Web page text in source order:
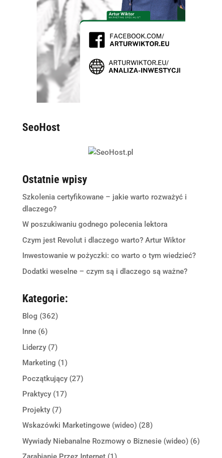
SeoHost
Ostatnie wpisy
Szkolenia certyfikowane – jakie warto rozważyć i
dlaczego?
W poszukiwaniu godnego polecenia lektora
Czym jest Revolut i dlaczego warto? Artur Wiktor
Inwestowanie w pożyczki: co warto o tym wiedzieć?
Dodatki weselne – czym są i dlaczego są ważne?
Kategorie:
Blog (362)
Inne(6)
Liderzy(7)
Marketing (1)
Początkujący(27)
Praktycy(17)
Projekty(7)
Wskazówki Marketingowe (wideo)(28)
Wywiady Niebanalne Rozmowy o Biznesie (wideo)(6)